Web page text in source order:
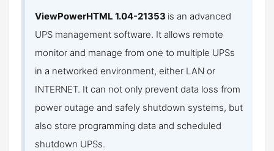
ViewPowerHTML 1.04-21353 is an advanced
UPS management software. It allows remote
monitor and manage from one to multiple UPSs
in a networked environment, either LAN or
INTERNET. It can not only prevent data loss from
power outage and safely shutdown systems, but
also store programming data and scheduled
shutdown UPSs.